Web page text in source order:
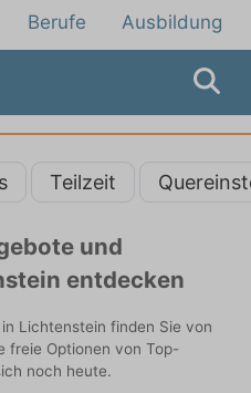
Berufe Ausbildung
Teilzeit
und
entdecken
Lichtenstein finden Sie von
freie Optionen von Top-
noch heute.